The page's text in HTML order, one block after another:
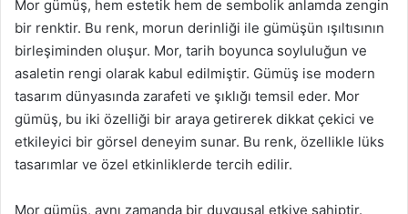
Mor gümüş, hem estetik hem de sembolik anlamda zengin
bir renktir. Bu renk, morun derinliği ile gümüşün ışıltısının
birleşiminden oluşur. Mor, tarih boyunca soyluluğun ve
asaletin rengi olarak kabul edilmiştir. Gümüş ise modern
tasarım dünyasında zarafeti ve şıklığı temsil eder. Mor
gümüş, bu iki özelliği bir araya getirerek dikkat çekici ve
etkileyici bir görsel deneyim sunar. Bu renk, özellikle lüks
tasarımlar ve özel etkinliklerde tercih edilir.
Mor gümüş, aynı zamanda bir duygusal etkiye sahiptir.